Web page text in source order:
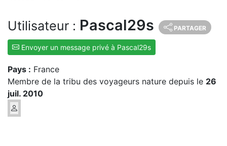
Utilisateur : Pascal29s PARTAGER
Envoyer un message privé à Pascal29s
Pays : France
Membre de la tribu des voyageurs nature depuis le 26
juil. 2010